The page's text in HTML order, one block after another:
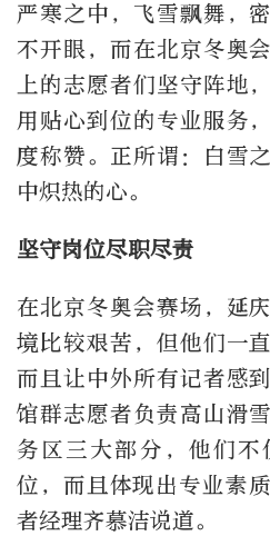
严寒之中，飞雪飘舞，
不开眼，而在北京冬奥
上的志愿者们坚守阵地
用贴心到位的专业服务
度称赞。正所谓：白雪
中炽热的心。
坚守岗位尽职尽责
在北京冬奥会赛场，延
境比较艰苦，但他们一
而且让中外所有记者感
馆群志愿者负责高山滑
务区三大部分，他们不
位，而且体现出专业素
者经理齐慕洁说道。